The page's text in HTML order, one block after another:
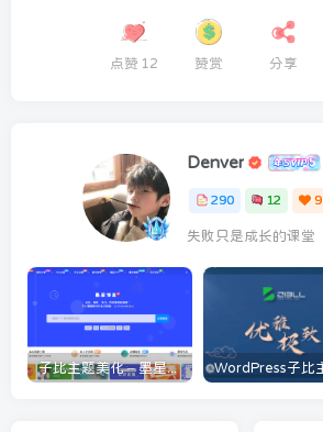
点赞 12 赞赏 分享
Denver
290 12 9
失败只是成长的课堂
子比主题美化 – 墨星博客全部美化教程分享